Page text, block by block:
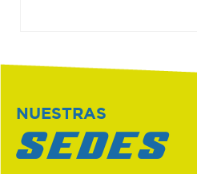
NUESTRAS
SEDES